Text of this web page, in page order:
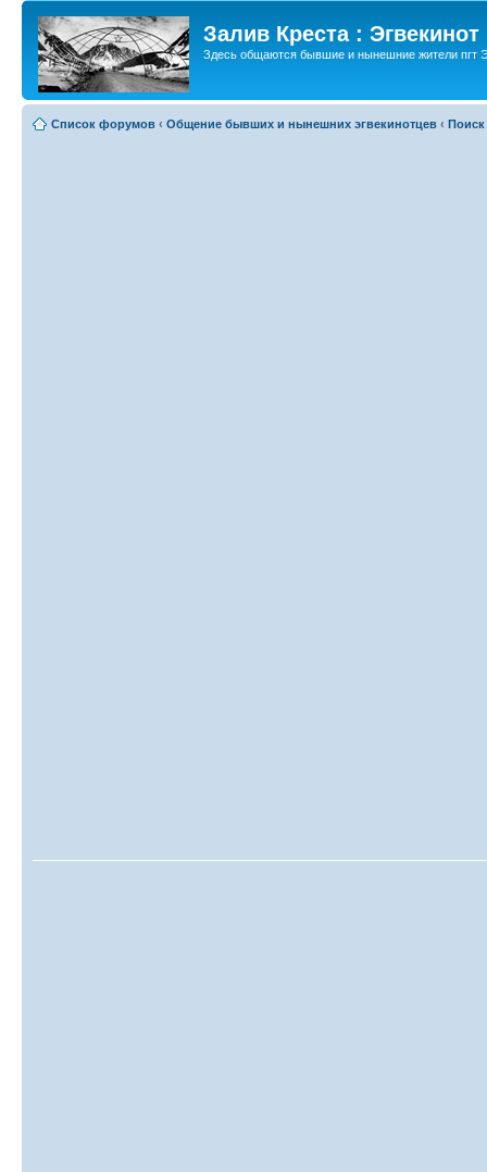
Залив Креста : Эгвекинот
Здесь общаются бывшие и нынешние жители пгт
Список форумов ‹ Общение бывших и нынешних эгвекинотцев ‹ Поиск